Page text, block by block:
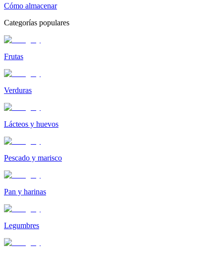
Cómo almacenar
Categorías populares
Frutas
Verduras
Lácteos y huevos
Pescado y marisco
Pan y harinas
Legumbres